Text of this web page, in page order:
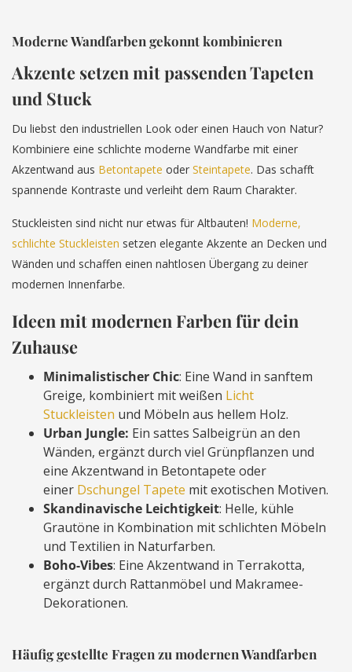
Moderne Wandfarben gekonnt kombinieren
Akzente setzen mit passenden Tapeten
und Stuck
Du liebst den industriellen Look oder einen Hauch von Natur?
Kombiniere eine schlichte moderne Wandfarbe mit einer
Akzentwand aus Betontapete oder Steintapete. Das schafft
spannende Kontraste und verleiht dem Raum Charakter.
Stuckleisten sind nicht nur etwas für Altbauten! Moderne,
schlichte Stuckleisten setzen elegante Akzente an Decken und
Wänden und schaffen einen nahtlosen Übergang zu deiner
modernen Innenfarbe.
Ideen mit modernen Farben für dein
Zuhause
Minimalistischer Chic: Eine Wand in sanftem
Greige, kombiniert mit weißen Licht
Stuckleisten und Möbeln aus hellem Holz.
Urban Jungle: Ein sattes Salbeigrün an den
Wänden, ergänzt durch viel Grünpflanzen und
eine Akzentwand in Betontapete oder
einer Dschungel Tapete mit exotischen Motiven.
Skandinavische Leichtigkeit: Helle, kühle
Grautöne in Kombination mit schlichten Möbeln
und Textilien in Naturfarben.
Boho-Vibes: Eine Akzentwand in Terrakotta,
ergänzt durch Rattanmöbel und Makramee-
Dekorationen.
Häufig gestellte Fragen zu modernen Wandfarben